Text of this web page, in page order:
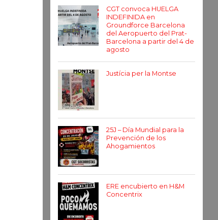
CGT convoca HUELGA
INDEFINIDA en
Groundforce Barcelona
del Aeropuerto del Prat-
Barcelona a partir del 4 de
agosto
Justícia per la Montse
25J – Día Mundial para la
Prevención de los
Ahogamientos
ERE encubierto en H&M
Concentrix